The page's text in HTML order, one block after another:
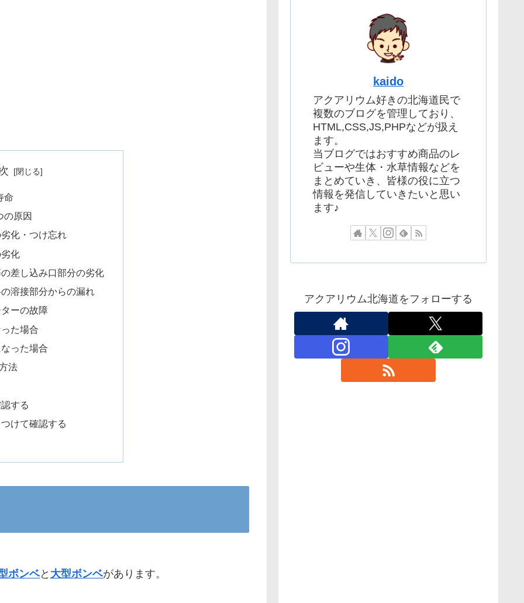
命
の原因
化・つけ忘れ
化
差し込み口部分の劣化
溶接部分からの漏れ
ーの故障
た場合
った場合
法
する
けて確認する
ボンベと 大型ボンベがあります。
kaido
アクアリウム好きの北海道民で
複数のブログを管理しており、
HTML,CSS,JS,PHPなどが扱え
ます。
当ブログではおすすめ商品のレ
ビューや生体・水草情報などを
まとめていき、皆様の役に立つ
情報を発信していきたいと思い
ます♪
アクアリウム北海道をフォローする